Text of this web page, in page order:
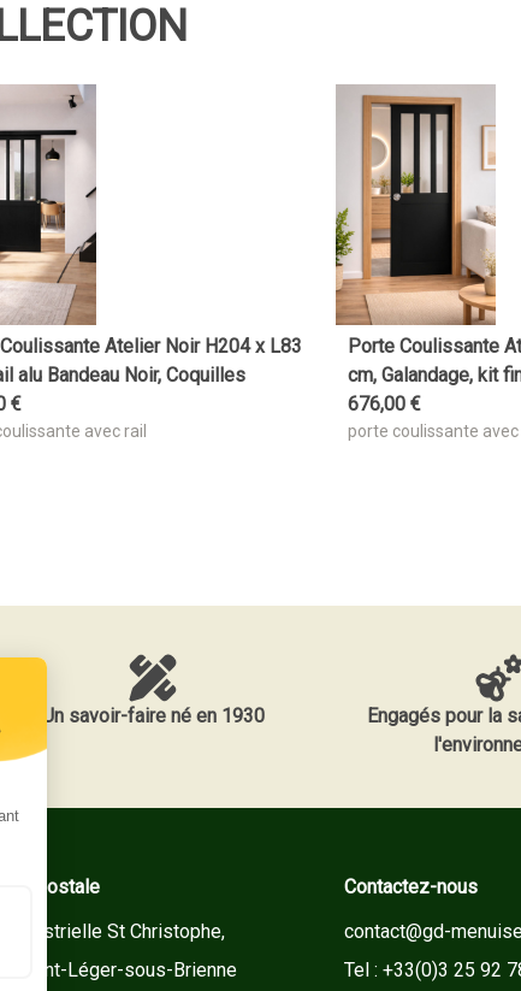
Atelier Noir H204 x L83
alu Bandeau Noir, Coquilles
€
avec rail
Porte Coulissante
cm, Galandage, kit
676,00 €
porte coulissante
Un savoir-faire né en 1930
Engagés pour la
postale
Industrielle St Christophe,
Saint-Léger-sous-Brienne
Contactez-nous
contact@gd-
Tel : +33(0)3 25 92